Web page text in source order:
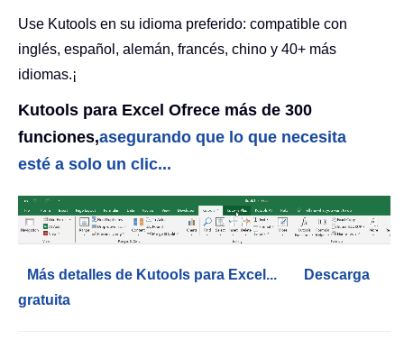
Use Kutools en su idioma preferido: compatible con
inglés, español, alemán, francés, chino y 40+ más
idiomas.¡
Kutools para Excel Ofrece más de 300
funciones,asegurando que lo que necesita
esté a solo un clic...
Más detalles de Kutools para Excel...
Descarga
gratuita